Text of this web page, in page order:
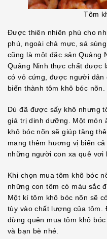
Tôm
Được thiên nhiên phú cho
phú, ngoài chả mực, sá
cũng là một đặc sản Quảng
Quảng Ninh thực chất được
có vỏ cứng, được người dân
biến thành tôm khô bóc nõn.
Dù đã được sấy khô nhưng
giá trị dinh dưỡng. Một món
khô bóc nõn sẽ giúp tăng
mang thêm hương vị biển
những người con xa quê vơi
Khi chọn mua tôm khô bóc
những con tôm có màu sắc
Một kí tôm khô bóc nõn sẽ
tùy vào chất lượng của tôm.
đừng quên mua tôm khô
và bạn bè nhé.